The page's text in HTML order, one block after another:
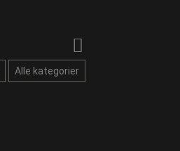
Alle kategorier